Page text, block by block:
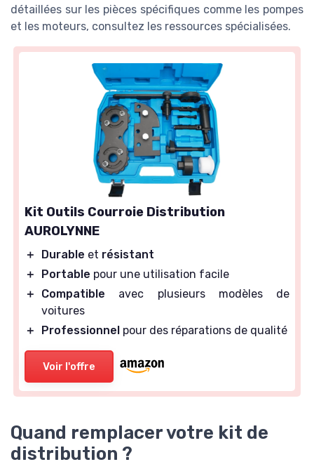
détaillées sur les pièces spécifiques comme les pompes
et les moteurs, consultez les ressources spécialisées.
Kit Outils Courroie Distribution
AUROLYNNE
＋ Durable et résistant
＋
Portable pour une utilisation facile
＋
Compatible avec plusieurs modèles de
voitures
＋
Professionnel pour des réparations de qualité
Voir l'offre
Quand remplacer votre kit de
distribution ?